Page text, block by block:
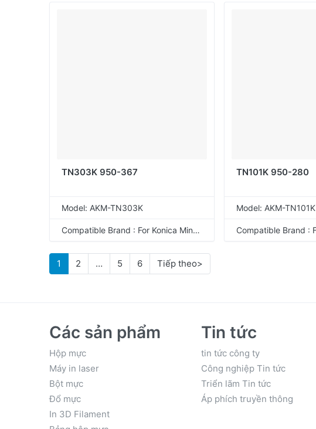
TN303K 950-367
Model: AKM-TN303K
Compatible Brand : For Konica Minolta
TN101K 950-280
Model: AKM-TN101K
1 2 … 5 6 Tiếp theo>
Các sản phẩm
Hộp mực
Máy in laser
Bột mực
Đổ mực
In 3D Filament
Tin tức
tin tức công ty
Công nghiệp Tin tức
Triển lãm Tin tức
Áp phích truyền thông